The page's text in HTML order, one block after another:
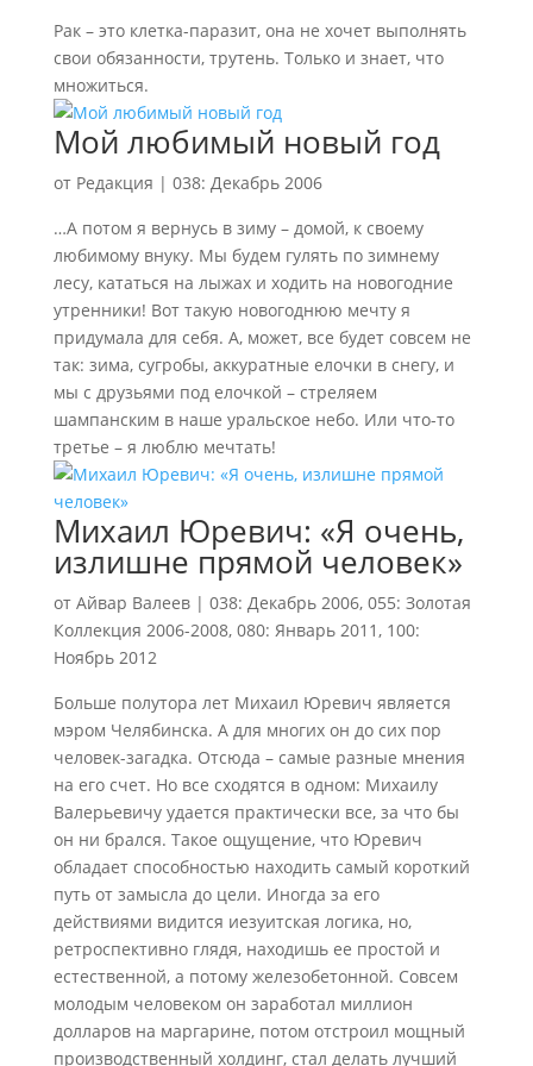
Рак – это клетка-паразит, она не хочет выполнять
свои обязанности, трутень. Только и знает, что
множиться.
Мой любимый новый год
от Редакция | 038: Декабрь 2006
…А потом я вернусь в зиму – домой, к своему
любимому внуку. Мы будем гулять по зимнему
лесу, кататься на лыжах и ходить на новогодние
утренники! Вот такую новогоднюю мечту я
придумала для себя. А, может, все будет совсем не
так: зима, сугробы, аккуратные елочки в снегу, и
мы с друзьями под елочкой – стреляем
шампанским в наше уральское небо. Или что-то
третье – я люблю мечтать!
Михаил Юревич: «Я очень,
излишне прямой человек»
от Айвар Валеев| 038: Декабрь 2006, 055: Золотая
Коллекция 2006-2008, 080: Январь 2011, 100:
Ноябрь 2012
Больше полутора лет Михаил Юревич является
мэром Челябинска. А для многих он до сих пор
человек-загадка. Отсюда – самые разные мнения
на его счет. Но все сходятся в одном: Михаилу
Валерьевичу удается практически все, за что бы
он ни брался. Такое ощущение, что Юревич
обладает способностью находить самый короткий
путь от замысла до цели. Иногда за его
действиями видится иезуитская логика, но,
ретроспективно глядя, находишь ее простой и
естественной, а потому железобетонной. Совсем
молодым человеком он заработал миллион
долларов на маргарине, потом отстроил мощный
производственный холдинг, стал делать лучший